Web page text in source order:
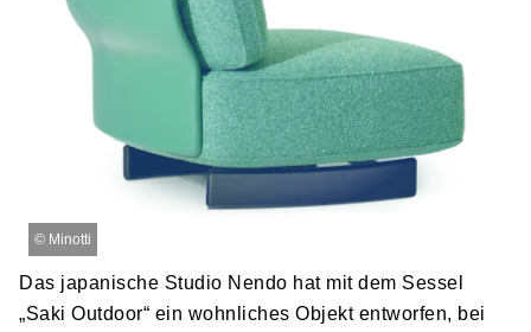
© Minotti
Das japanische Studio Nendo hat mit dem Sessel
„Saki Outdoor“ ein wohnliches Objekt entworfen, bei